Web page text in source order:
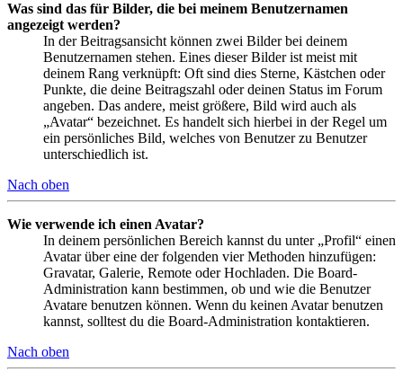
Was sind das für Bilder, die bei meinem Benutzernamen
angezeigt werden?
In der Beitragsansicht können zwei Bilder bei deinem
Benutzernamen stehen. Eines dieser Bilder ist meist mit
deinem Rang verknüpft: Oft sind dies Sterne, Kästchen oder
Punkte, die deine Beitragszahl oder deinen Status im Forum
angeben. Das andere, meist größere, Bild wird auch als
„Avatar“ bezeichnet. Es handelt sich hierbei in der Regel um
ein persönliches Bild, welches von Benutzer zu Benutzer
unterschiedlich ist.
Nach oben
Wie verwende ich einen Avatar?
In deinem persönlichen Bereich kannst du unter „Profil“ einen
Avatar über eine der folgenden vier Methoden hinzufügen:
Gravatar, Galerie, Remote oder Hochladen. Die Board-
Administration kann bestimmen, ob und wie die Benutzer
Avatare benutzen können. Wenn du keinen Avatar benutzen
kannst, solltest du die Board-Administration kontaktieren.
Nach oben